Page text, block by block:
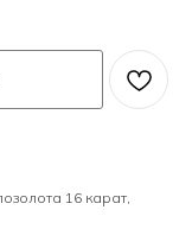
16 карат,